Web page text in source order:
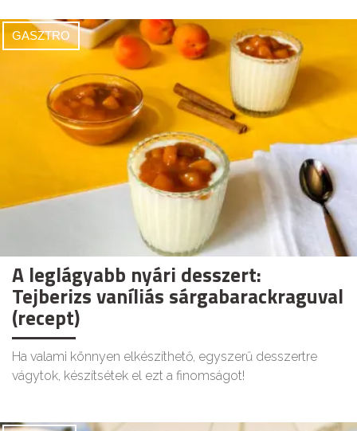
GASZTRO
A leglágyabb nyári desszert:
Tejberizs vaníliás sárgabarackraguval
(recept)
Ha valami könnyen elkészíthető, egyszerű desszertre
vágytok, készítsétek el ezt a finomságot!